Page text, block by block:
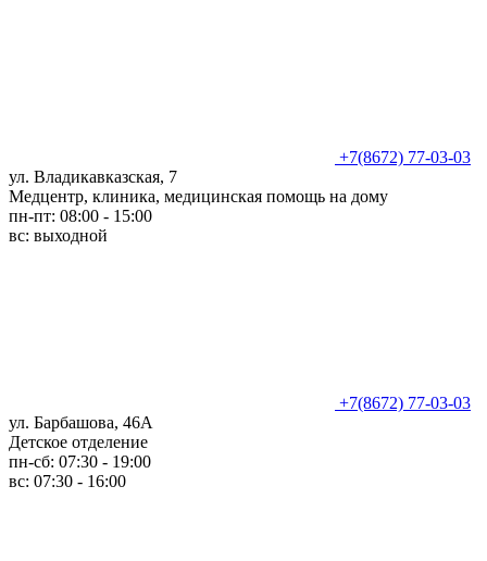
+7(8672) 77-03-03
ул. Владикавказская, 7
Медцентр, клиника, медицинская помощь на дому
пн-пт: 08:00 - 15:00
вс: выходной
+7(8672) 77-03-03
ул. Барбашова, 46А
Детское отделение
пн-сб: 07:30 - 19:00
вс: 07:30 - 16:00